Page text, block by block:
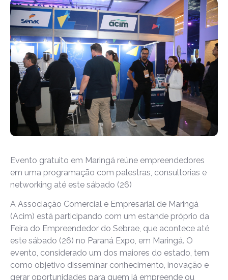
Evento gratuito em Maringá reúne empreendedores
em uma programação com palestras, consultorias e
networking até este sábado (26)
A Associação Comercial e Empresarial de Maringá
(Acim) está participando com um estande próprio da
Feira do Empreendedor do Sebrae, que acontece até
este sábado (26) no Paraná Expo, em Maringá. O
evento, considerado um dos maiores do estado, tem
como objetivo disseminar conhecimento, inovação e
gerar oportunidades para quem já empreende ou